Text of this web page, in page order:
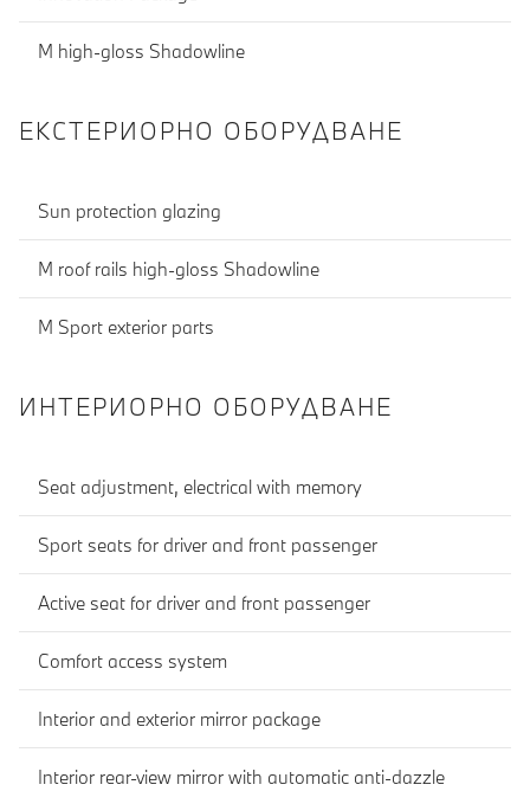
M high-gloss Shadowline
ЕКСТЕРИОРНО ОБОРУДВАНЕ
Sun protection glazing
M roof rails high-gloss Shadowline
M Sport exterior parts
ИНТЕРИОРНО ОБОРУДВАНЕ
Seat adjustment, electrical with memory
Sport seats for driver and front passenger
Active seat for driver and front passenger
Comfort access system
Interior and exterior mirror package
Interior rear-view mirror with automatic anti-dazzle